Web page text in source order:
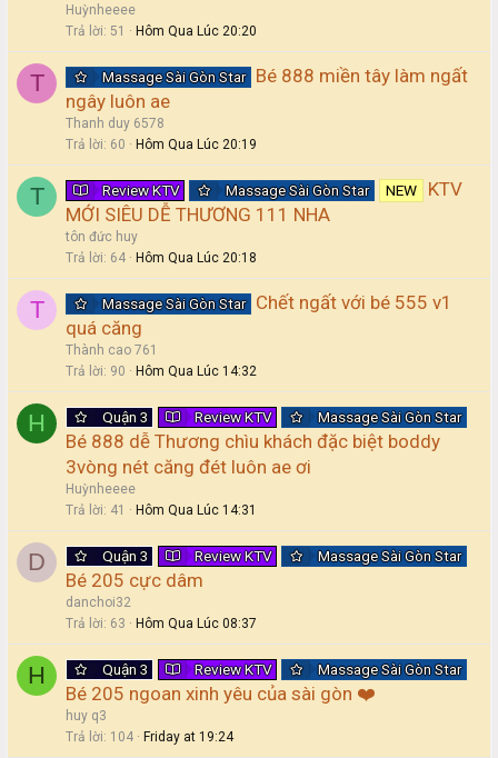
Huỳnheeee
Trả lời 51 Hôm Qua Lúc 20:20
T Massage Sài Gòn Star Bé 888 miền tây làm ngất
ngây luôn ae
Thanh duy 6578
Trả lời 60 Hôm Qua Lúc 20:19
T Review KTV Massage Sài Gòn Star NEW
KTV
MỚI SIÊU DỄ THƯƠNG 111 NHA
tôn đức huy
Trả lời 64 Hôm Qua Lúc 20:18
T Massage Sài Gòn Star Chết ngất với bé 555 v1
quá căng
Thành cao 761
Trả lời 90 Hôm Qua Lúc 14:32
H Quận 3 Review KTV Massage Sài Gòn Star
Bé 888 dễ Thương chìu khách đặc biệt boddy
3vòng nét căng đét luôn ae ơi
Huỳnheeee
Trả lời 41 Hôm Qua Lúc 14:31
D Quận 3 Review KTV Massage Sài Gòn Star
Bé 205 cực dâm
danchoi32
Trả lời 63 Hôm Qua Lúc 08:37
H Quận 3 Review KTV Massage Sài Gòn Star
Bé 205 ngoan xinh yêu của sài gòn ❤️
huy q3
Trả lời 104 Friday at 19:24